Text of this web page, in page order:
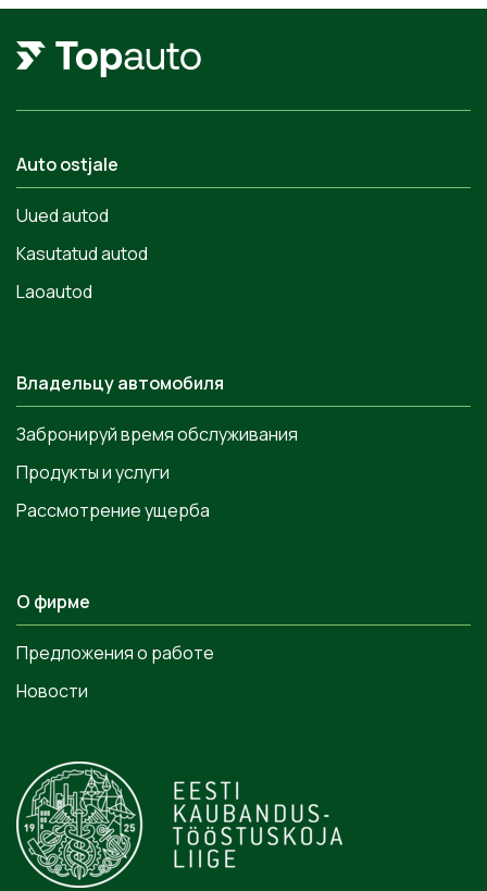
Auto ostjale
Uued autod
Kasutatud autod
Laoautod
Владельцу автомобиля
Забронируй время обслуживания
Продукты и услуги
Рассмотрение ущерба
О фирме
Предложения о работе
Новости